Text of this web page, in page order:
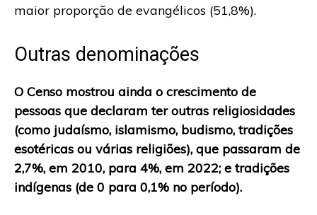
maior proporção de evangélicos (51,8%).
Outras denominações
O Censo mostrou ainda o crescimento de
pessoas que declaram ter outras religiosidades
(como judaísmo, islamismo, budismo, tradições
esotéricas ou várias religiões), que passaram de
2,7%, em 2010, para 4%, em 2022; e tradições
indígenas (de 0 para 0,1% no período).